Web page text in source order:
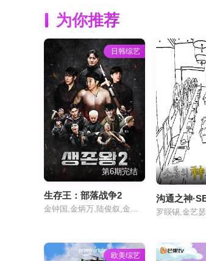
为你推荐
日韩综艺
第6期完结
生存王：部落战争2
罗䁐锡,金艺瑟
欧美综艺